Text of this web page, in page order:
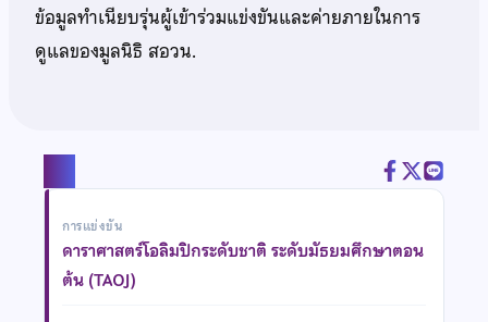
ข้อมูลทำเนียบรุ่นผู้เข้าร่วมแข่งขันและค่ายภายในการ
ดูแลของมูลนิธิ สอวน.
การแข่งขัน
ดาราศาสตร์โอลิมปิกระดับชาติ ระดับมัธยมศึกษาตอน
ต้น (TAOJ)